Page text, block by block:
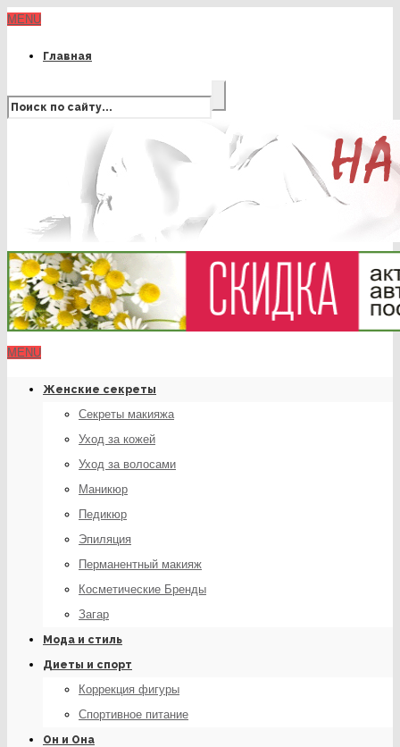
MENU
Главная
MENU
Женские секреты
Секреты макияжа
Уход за кожей
Уход за волосами
Маникюр
Педикюр
Эпиляция
Перманентный макияж
Косметические Бренды
Загар
Мода и стиль
Диеты и спорт
Коррекция фигуры
Спортивное питание
Он и Она